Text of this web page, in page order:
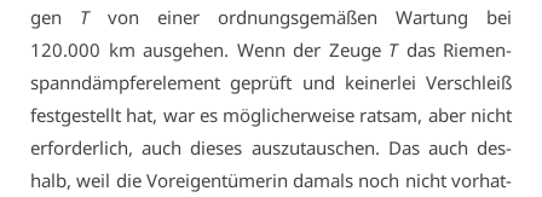
gen Tvon ei­ner ord­nungs­ge­mä­ßen War­tung bei
120.000 km aus­ge­hen. Wenn der Zeu­ge Tdas Rie­men­
spann­dämp­fe­r­ele­ment ge­prüft und kei­ner­lei Ver­schleiß
fest­ge­stellt hat, war es mög­li­cher­wei­se rat­sam, aber nicht
er­for­der­lich, auch die­ses aus­zu­tau­schen. Das auch des­
halb, weil die Vor­ei­gen­tü­me­rin da­mals noch nicht vor­hat­